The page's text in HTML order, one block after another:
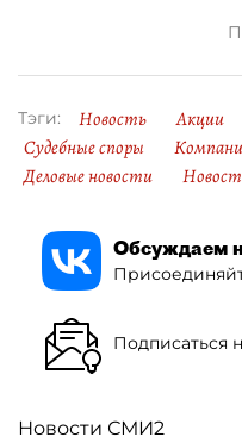
Тэги: Новость Акции
Судебные споры
Деловые новости
Обсуждаем
Подписаться
Новости СМИ2